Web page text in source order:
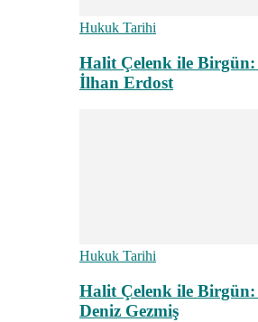
Hukuk Tarihi
Halit Çelenk ile Birgün:
İlhan Erdost
Hukuk Tarihi
Halit Çelenk ile
Deniz Gezmiş